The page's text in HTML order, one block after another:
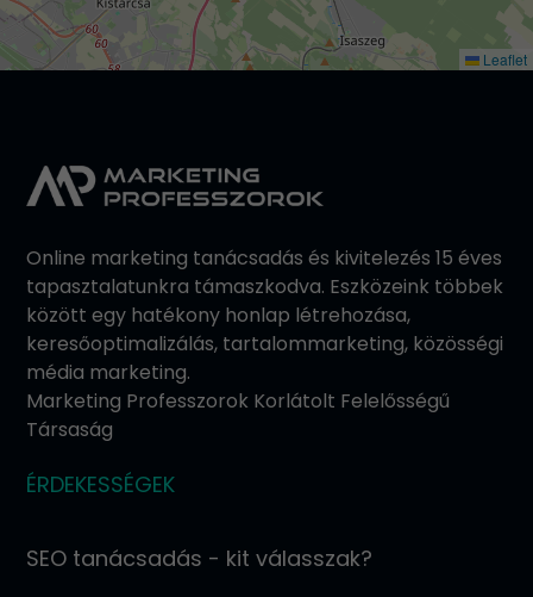
Leaflet
Online marketing tanácsadás és kivitelezés 15 éves
tapasztalatunkra támaszkodva. Eszközeink többek
között egy hatékony honlap létrehozása,
keresőoptimalizálás, tartalommarketing, közösségi
média marketing.
Marketing Professzorok Korlátolt Felelősségű
Társaság
ÉRDEKESSÉGEK
SEO tanácsadás - kit válasszak?